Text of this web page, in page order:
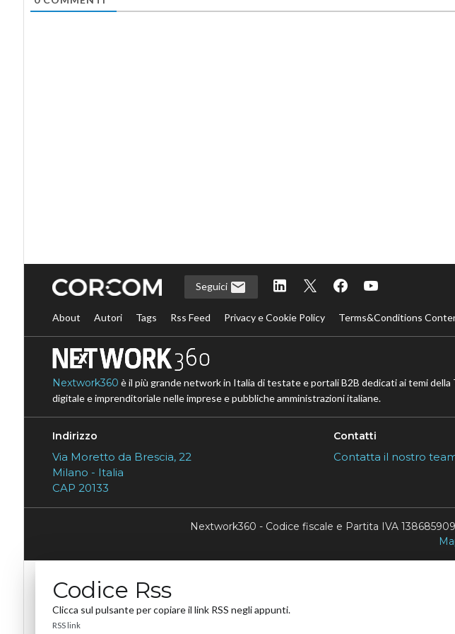
Seguici
About Autori Tags Rss Feed Privacy e Cookie Policy Terms&Conditions
Nextwork360 è il più grande network in Italia di testate e portali B2B dedicati ai temi
digitale e imprenditoriale nelle imprese e pubbliche amministrazioni italiane.
Indirizzo
Via Moretto da Brescia, 22
Milano - Italia
CAP 20133
Contatti
Contatta il nostro
Nextwork360 - Codice fiscale e Partita IVA
Codice Rss
Clicca sul pulsante per copiare il link RSS negli appunti.
RSS link